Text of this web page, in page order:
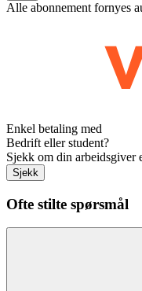
Alle abonnement fornyes
Enkel betaling med
Bedrift eller student?
Sjekk om din arbeidsgiver
Sjekk
Ofte stilte spørsmål